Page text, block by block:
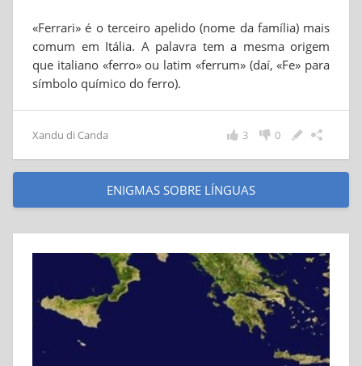
«Ferrari» é o terceiro apelido (nome da família) mais
comum em Itália. A palavra tem a mesma origem
que italiano «ferro» ou latim «ferrum» (daí, «Fe» para
símbolo químico do ferro).
Xandu di Canda 0
3
ENIGMAS SOBRE LÍNGUAS